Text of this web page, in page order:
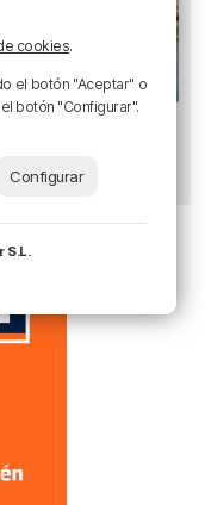
puestos de
y seis food
cookies.
el botón "Aceptar" o
botón "Configurar".
Configurar
S.L.